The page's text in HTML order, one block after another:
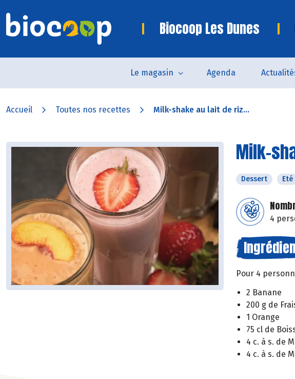
Biocoop Les Dunes
Le magasin Agenda
Accueil Toutes nos recettes Milk-shake au lait de riz...
Milk-
Dessert Eté
4
Pour 4
2 Banane
200 g de
1 Orange
75 cl de
4 c. à s. de
4 c. à s. de